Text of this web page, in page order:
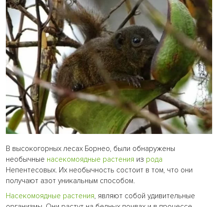
В высокогорных лесах Борнео, были обнаружены
необычные насекомоядные растения из рода
Непентесовых. Их необычность состоит в том, что они
получают азот уникальным способом.
Насекомоядные растения, являют собой удивительные